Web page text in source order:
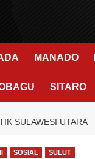
MANADO
SITARO
SULAWESI UTARA
SOSIAL SULUT